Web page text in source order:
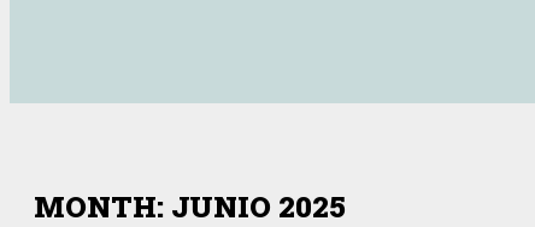
MONTH: JUNIO 2025